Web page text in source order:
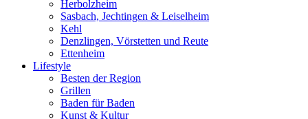
Herbolzheim
Sasbach, Jechtingen & Leiselheim
Kehl
Denzlingen, Vörstetten und Reute
Ettenheim
Lifestyle
Besten der Region
Grillen
Baden für Baden
Kunst & Kultur